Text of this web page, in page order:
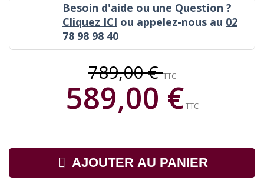
Besoin d'aide ou une Question ?
Cliquez ICI ou appelez-nous au 02
78 98 98 40
789,00 €TTC
589,00 €TTC
AJOUTER AU PANIER